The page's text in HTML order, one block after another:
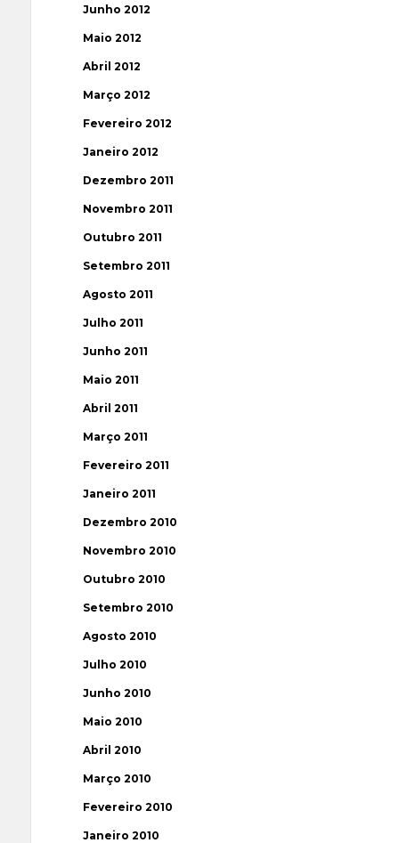
Junho 2012
Maio 2012
Abril 2012
Março 2012
Fevereiro 2012
Janeiro 2012
Dezembro 2011
Novembro 2011
Outubro 2011
Setembro 2011
Agosto 2011
Julho 2011
Junho 2011
Maio 2011
Abril 2011
Março 2011
Fevereiro 2011
Janeiro 2011
Dezembro 2010
Novembro 2010
Outubro 2010
Setembro 2010
Agosto 2010
Julho 2010
Junho 2010
Maio 2010
Abril 2010
Março 2010
Fevereiro 2010
Janeiro 2010